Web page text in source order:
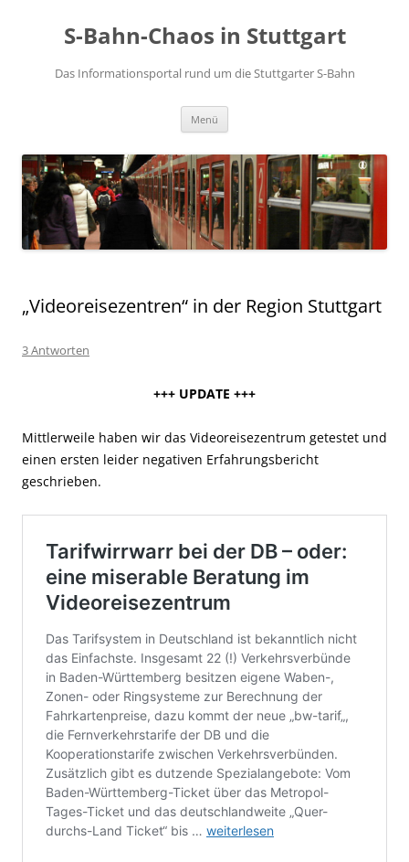
S-Bahn-Chaos in Stuttgart
Das Informationsportal rund um die Stuttgarter S-Bahn
Menü
„Videoreisezentren“ in der Region Stuttgart
3 Antworten
+++ UPDATE +++
Mittlerweile haben wir das Videoreisezentrum getestet und
einen ersten leider negativen Erfahrungsbericht
geschrieben.